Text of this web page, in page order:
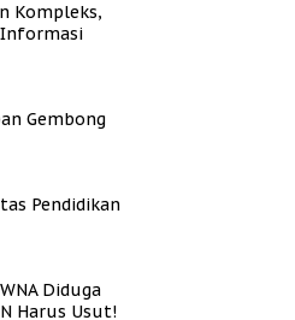
Kompleks,
Gembong
Pendidikan
Diduga
Harus Usut!